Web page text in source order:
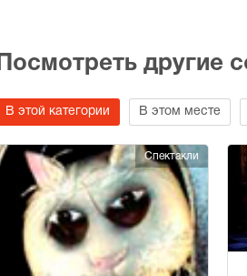
Посмотреть другие
В этой категории В этом месте
Спектакли